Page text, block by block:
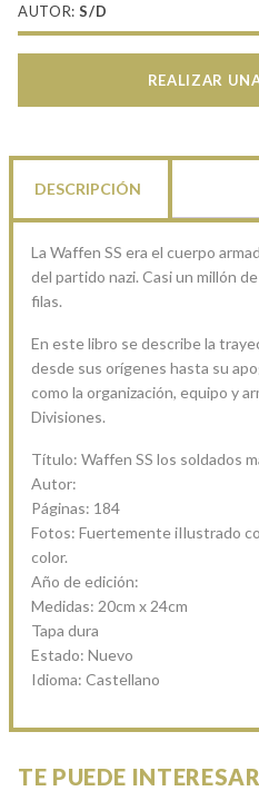
AUTOR:S/D
REALIZAR
DESCRIPCIÓN
La Waffen SS era el cuerpo
del partido nazi. Casi un millón
filas.
En este libro se describe la
desde sus orígenes hasta su
como la organización, equipo y
Divisiones.
Título: Waffen SS los soldados
Autor:
Páginas: 184
Fotos: Fuertemente iIlustrado
color.
Año de edición:
Medidas: 20cm x 24cm
Tapa dura
Estado: Nuevo
Idioma: Castellano
TE PUEDE